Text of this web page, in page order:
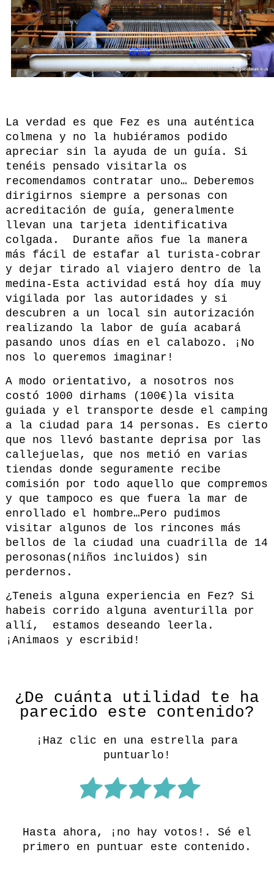
La verdad es que Fez es una auténtica
colmena y no la hubiéramos podido
apreciar sin la ayuda de un guía. Si
tenéis pensado visitarla os
recomendamos contratar uno… Deberemos
dirigirnos siempre a personas con
acreditación de guía, generalmente
llevan una tarjeta identificativa
colgada. Durante años fue la manera
más fácil de estafar al turista-cobrar
y dejar tirado al viajero dentro de la
medina-Esta actividad está hoy día muy
vigilada por las autoridades y si
descubren a un local sin autorización
realizando la labor de guía acabará
pasando unos días en el calabozo. ¡No
nos lo queremos imaginar!
A modo orientativo, a nosotros nos
costó 1000 dirhams (100€)la visita
guiada y el transporte desde el camping
a la ciudad para 14 personas. Es cierto
que nos llevó bastante deprisa por las
callejuelas, que nos metió en varias
tiendas donde seguramente recibe
comisión por todo aquello que compremos
y que tampoco es que fuera la mar de
enrollado el hombre…Pero pudimos
visitar algunos de los rincones más
bellos de la ciudad una cuadrilla de 14
perosonas(niños incluidos) sin
perdernos.
¿Teneis alguna experiencia en Fez? Si
habeis corrido alguna aventurilla por
allí, estamos deseando leerla.
¡Animaos y escribid!
¿De cuánta utilidad te ha
parecido este contenido?
¡Haz clic en una estrella para
puntuarlo!
Hasta ahora, ¡no hay votos!. Sé el
primero en puntuar este contenido.